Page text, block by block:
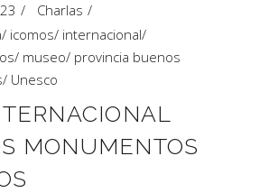
Charlas
/ icomos/ internacional/
/ museo/ provincia buenos
/ Unesco
MONUMENTOS